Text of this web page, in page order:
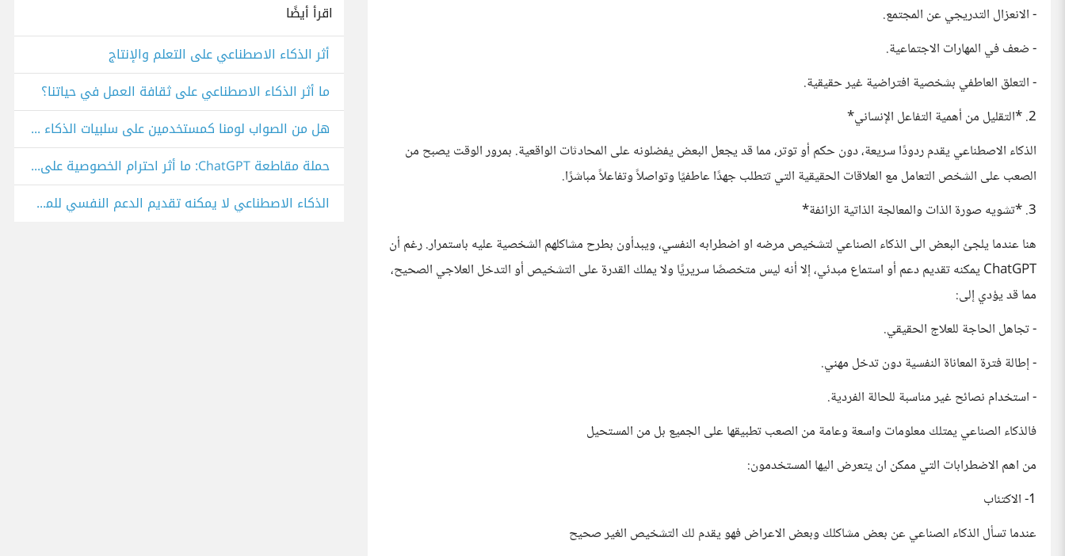
- الانعزال التدريجي عن المجتمع.
- ضعف في المهارات الاجتماعية.
- التعلق العاطفي بشخصية افتراضية غير حقيقية.
2. *التقليل من أهمية التفاعل الإنساني*
الذكاء الاصطناعي يقدم ردودًا سريعة، دون حكم أو توتر، مما قد يجعل البعض يفضلونه على المحادثات الواقعية. بمرور الوقت يصبح من
الصعب على الشخص التعامل مع العلاقات الحقيقية التي تتطلب جهدًا عاطفيًا وتواصلاً وتفاعلاً مباشرًا.
3. *تشويه صورة الذات والمعالجة الذاتية الزائفة*
هنا عندما يلجئ البعض الى الذكاء الصناعي لتشخيص مرضه او اضطرابه النفسي، ويبدأون بطرح مشاكلهم الشخصية عليه باستمرار. رغم أن
ChatGPT يمكنه تقديم دعم أو استماع مبدئي، إلا أنه ليس متخصصًا سريريًا ولا يملك القدرة على التشخيص أو التدخل العلاجي الصحيح،
مما قد يؤدي إلى:
- تجاهل الحاجة للعلاج الحقيقي.
- إطالة فترة المعاناة النفسية دون تدخل مهني.
- استخدام نصائح غير مناسبة للحالة الفردية.
فالذكاء الصناعي يمتلك معلومات واسعة وعامة من الصعب تطبيقها على الجميع بل من المستحيل
من اهم الاضطرابات التي ممكن ان يتعرض اليها المستخدمون:
1- الاكتئاب
عندما تسأل الذكاء الصناعي عن بعض مشاكلك وبعض الاعراض فهو يقدم لك التشخيص الغير صحيح
اقرأ أيضًا
أثر الذكاء الاصطناعي على التعلم والإنتاج
ما أثر الذكاء الاصطناعي على ثقافة العمل في حياتنا؟
هل من الصواب لومنا كمستخدمين على سلبيات الذكاء الاصطناعي؟
حملة مقاطعة ChatGPT: ما أثر احترام الخصوصية على أداء شركات الذكاء الاصطناعي؟
الذكاء الاصطناعي لا يمكنه تقديم الدعم النفسي للمستخدمين